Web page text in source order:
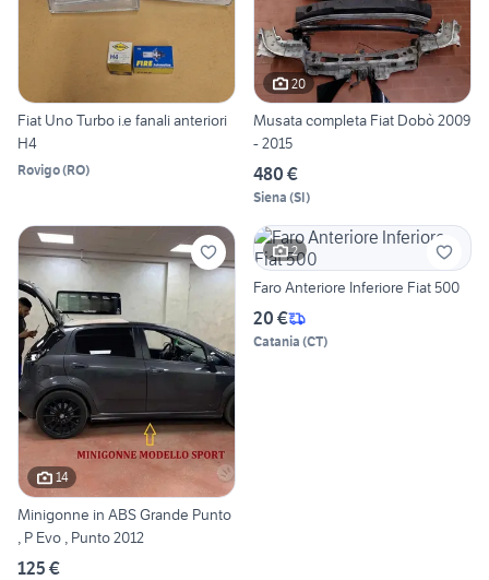
Fiat Uno Turbo i.e fanali anteriori
H4
Rovigo(RO)
20
Musata completa Fiat Dobò 2009
- 2015
480 €
Siena (SI)
14
Minigonne in ABS Grande Punto
, P Evo , Punto 2012
125 €
2
Faro Anteriore Inferiore Fiat 500
20 €
Catania (CT)